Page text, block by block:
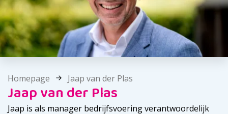
Homepage Jaap van der Plas
Jaap van der Plas
Jaap is als manager bedrijfsvoering verantwoordelijk